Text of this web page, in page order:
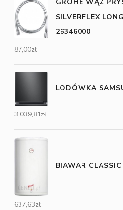
GROHE WĄŻ
SILVERFLEX
26346000
87,00zł
LODÓWKA
3 039,81zł
BIAWAR
637,63zł